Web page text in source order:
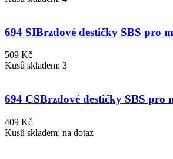
694 SIBrzdové destičky SBS pro
509 Kč
Kusů skladem: 3
694 CSBrzdové destičky SBS pro
409 Kč
Kusů skladem: na dotaz